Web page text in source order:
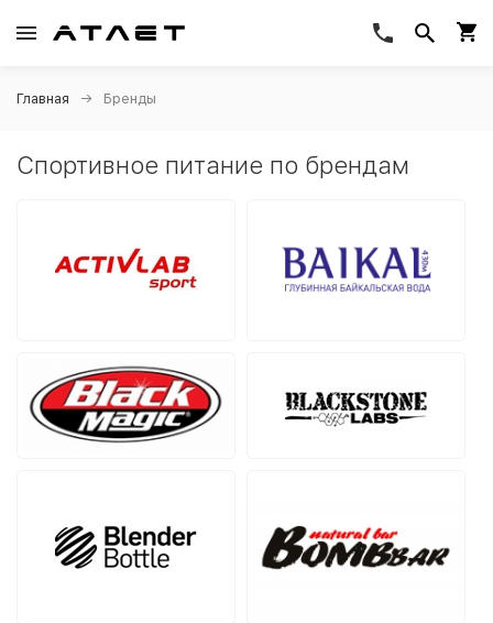
Главная Бренды
Спортивное питание по брендам